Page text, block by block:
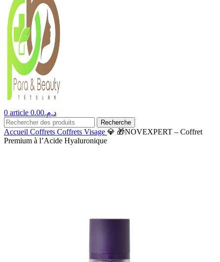
0 article د.م.0.00
Recherche
Accueil Coffrets Coffrets Visage 💎 🎁NOVEXPERT – Coffret
Premium à l’Acide Hyaluronique